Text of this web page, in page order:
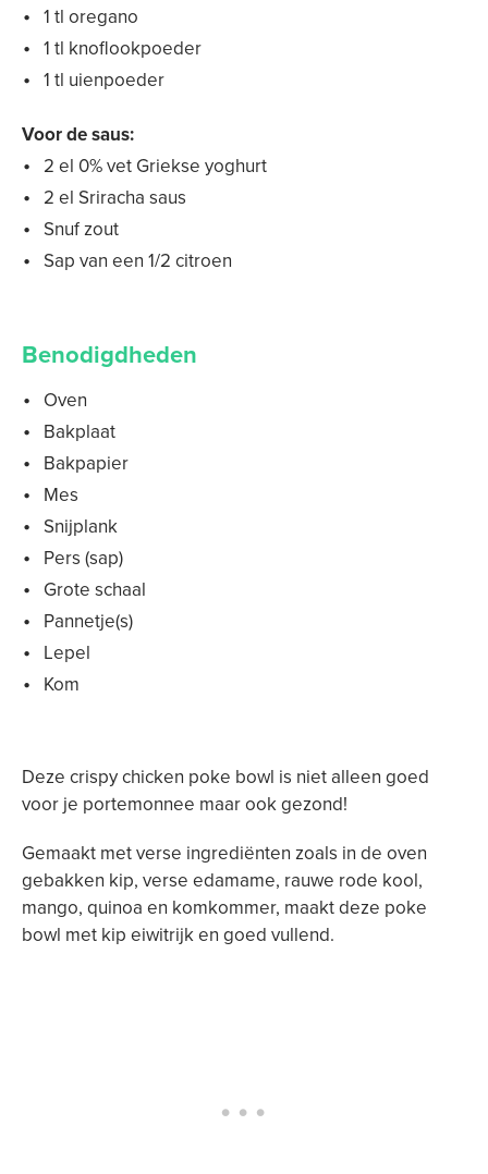
1 tl oregano
1 tl knoflookpoeder
1 tl uienpoeder
Voor de saus:
2 el 0% vet Griekse yoghurt
2 el Sriracha saus
Snuf zout
Sap van een 1/2 citroen
Benodigdheden
Oven
Bakplaat
Bakpapier
Mes
Snijplank
Pers (sap)
Grote schaal
Pannetje(s)
Lepel
Kom
Deze crispy chicken poke bowl is niet alleen goed
voor je portemonnee maar ook gezond!
Gemaakt met verse ingrediënten zoals in de oven
gebakken kip, verse edamame, rauwe rode kool,
mango, quinoa en komkommer, maakt deze poke
bowl met kip eiwitrijk en goed vullend.